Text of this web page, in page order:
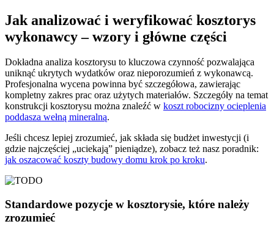
Jak analizować i weryfikować kosztorys
wykonawcy – wzory i główne części
Dokładna analiza kosztorysu to kluczowa czynność pozwalająca
uniknąć ukrytych wydatków oraz nieporozumień z wykonawcą.
Profesjonalna wycena powinna być szczegółowa, zawierając
kompletny zakres prac oraz użytych materiałów. Szczegóły na temat
konstrukcji kosztorysu można znaleźć w koszt robocizny ocieplenia
poddasza wełną mineralną.
Jeśli chcesz lepiej zrozumieć, jak składa się budżet inwestycji (i
gdzie najczęściej „uciekają” pieniądze), zobacz też nasz poradnik:
jak oszacować koszty budowy domu krok po kroku.
Standardowe pozycje w kosztorysie, które należy
zrozumieć